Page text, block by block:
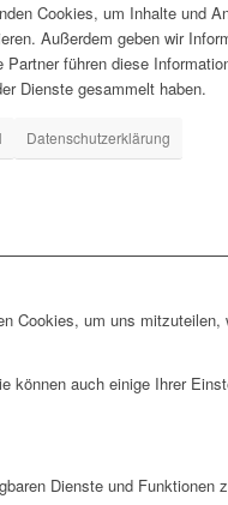
Cookies, um Inhalte und
Außerdem geben wir
führen diese
Dienste gesammelt haben.
Datenschutzerklärung
Cookies, um uns
auch einige Ihrer
Dienste und Funktionen